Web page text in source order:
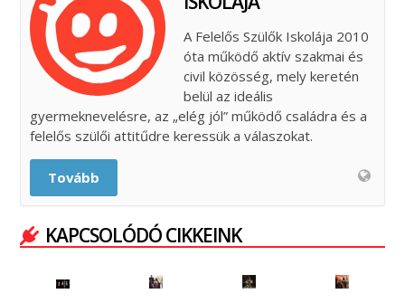
A Felelős Szülők Iskolája 2010
óta működő aktív szakmai és
civil közösség, mely keretén
belül az ideális
gyermeknevelésre, az „elég jól” működő családra és a
felelős szülői attitűdre keressük a válaszokat.
Tovább
KAPCSOLÓDÓ CIKKEINK